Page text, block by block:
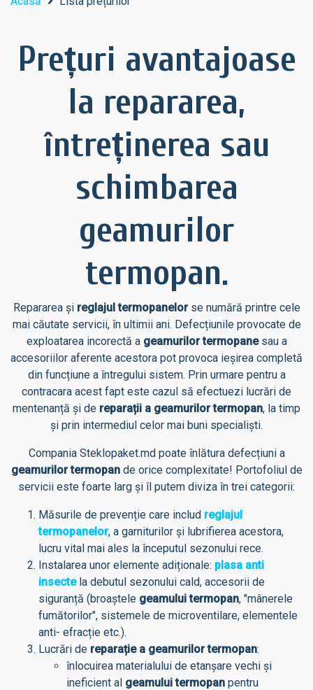
Prețuri avantajoase
la repararea,
întreținerea sau
schimbarea
geamurilor
termopan.
Repararea și reglajul termopanelorse numără printre cele
mai căutate servicii, în ultimii ani. Defecțiunile provocate de
exploatarea incorectă a geamurilor termopanesau a
accesoriilor aferente acestora pot provoca ieșirea completă
din funcțiune a întregului sistem. Prin urmare pentru a
contracara acest fapt este cazul să efectuezi lucrări de
mentenanță și de reparații a geamurilor termopan, la timp
și prin intermediul celor mai buni specialiști.
Compania Steklopaket.md poate înlătura defecțiuni a
geamurilor termopande orice complexitate! Portofoliul de
servicii este foarte larg și îl putem diviza în trei categorii:
Măsurile de prevenție care includ reglajul
termopanelor, a garniturilor și lubrifierea acestora,
lucru vital mai ales la începutul sezonului rece.
Instalarea unor elemente adiționale: plasa anti
insectela debutul sezonului cald, accesorii de
siguranță (broaștele geamului termopan, "mânerele
fumătorilor", sistemele de microventilare, elementele
anti- efracție etc.).
Lucrări de reparație a geamurilor termopan:
înlocuirea materialului de etanșare vechi și
ineficient al geamului termopan pentru